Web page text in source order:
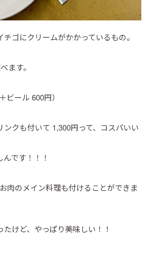
ゴにクリームがかかっているもの。
ます。
ビール 600円）
クも付いて 1,300円って、コスパいい
です！！！
肉のメイン料理も付けることができま
けど、やっぱり美味しい！！